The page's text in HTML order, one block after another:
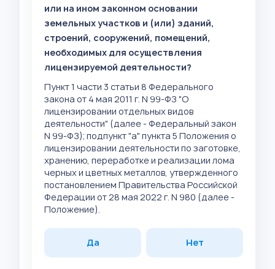
или на ином законном основании
земельных участков и (или) зданий,
строений, сооружений, помещений,
необходимых для осуществления
лицензируемой деятельности?
Пункт 1 части 3 статьи 8 Федерального
закона от 4 мая 2011 г. N 99-ФЗ "О
лицензировании отдельных видов
деятельности" (далее - Федеральный закон
N 99-ФЗ); подпункт "а" пункта 5 Положения о
лицензировании деятельности по заготовке,
хранению, переработке и реализации лома
черных и цветных металлов, утвержденного
постановлением Правительства Российской
Федерации от 28 мая 2022 г. N 980 (далее -
Положение).
Да Нет